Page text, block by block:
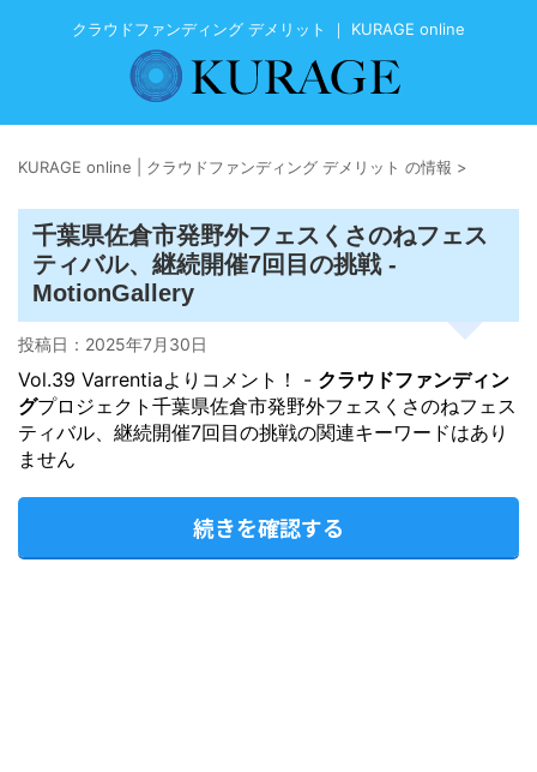
クラウドファンディング デメリット ｜ KURAGE online
KURAGE online | クラウドファンディング デメリット の情報 >
千葉県佐倉市発野外フェスくさのねフェス
ティバル、継続開催7回目の挑戦 -
MotionGallery
投稿日： 2025年7月30日
Vol.39 Varrentiaよりコメント！ - クラウドファンディン
グプロジェクト千葉県佐倉市発野外フェスくさのねフェス
ティバル、継続開催7回目の挑戦の関連キーワードはあり
ません
続きを確認する